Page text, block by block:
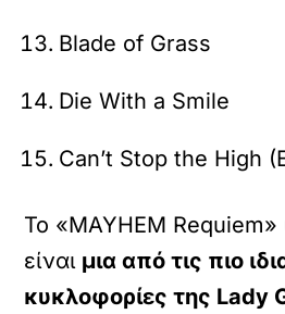
Blade of Grass
Die With a Smile
Can’t Stop the High
Το «MAYHEM Requiem»
είναι μια από τις πιο
κυκλοφορίες της Lady